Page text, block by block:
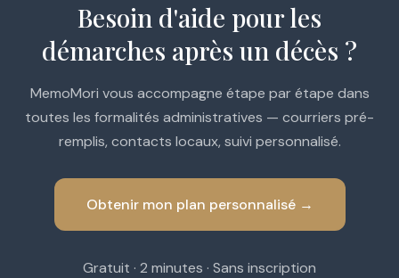
Besoin d'aide pour les
démarches après un décès ?
MemoMori vous accompagne étape par étape dans
toutes les formalités administratives — courriers pré-
remplis, contacts locaux, suivi personnalisé.
Obtenir mon plan personnalisé →
Gratuit · 2 minutes · Sans inscription